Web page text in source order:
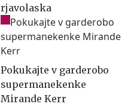
rjavolaska
Pokukajte v garderobo
supermanekenke
Mirande Kerr